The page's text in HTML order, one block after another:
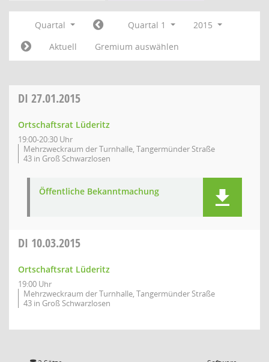
Quartal Quartal 1
2015
Aktuell
Gremium auswählen
DI 27.01.2015
Ortschaftsrat Lüderitz
19:00-20:30 Uhr
Mehrzweckraum der Turnhalle, Tangermünder Straße
43 in Groß Schwarzlosen
Öffentliche Bekanntmachung
DI 10.03.2015
Ortschaftsrat Lüderitz
19:00 Uhr
Mehrzweckraum der Turnhalle, Tangermünder Straße
43 in Groß Schwarzlosen